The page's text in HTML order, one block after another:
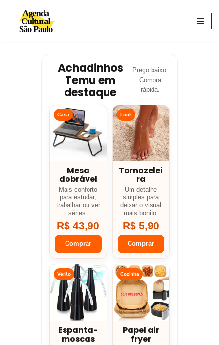
Avançar
Achadinhos
Temu em
destaque
Preço baixo.
Compra
rápida.
Casa
Mesa
dobrável
Mais conforto
para estudar,
trabalhar ou ver
séries.
R$ 43,90
Comprar
Look
Tornozelei
ra
Um detalhe
simples para
deixar o visual
mais bonito.
R$ 5,90
Comprar
Verão
Espanta-
moscas
Cozinha
Papel air
fryer